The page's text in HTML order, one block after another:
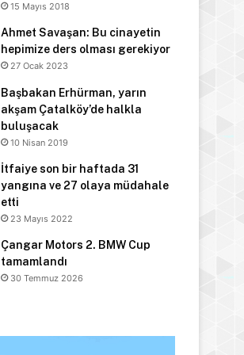
15 Mayıs 2018
Ahmet Savaşan: Bu cinayetin
hepimize ders olması gerekiyor
27 Ocak 2023
Başbakan Erhürman, yarın
akşam Çatalköy’de halkla
buluşacak
10 Nisan 2019
İtfaiye son bir haftada 31
yangına ve 27 olaya müdahale
etti
23 Mayıs 2022
Çangar Motors 2. BMW Cup
tamamlandı
30 Temmuz 2026